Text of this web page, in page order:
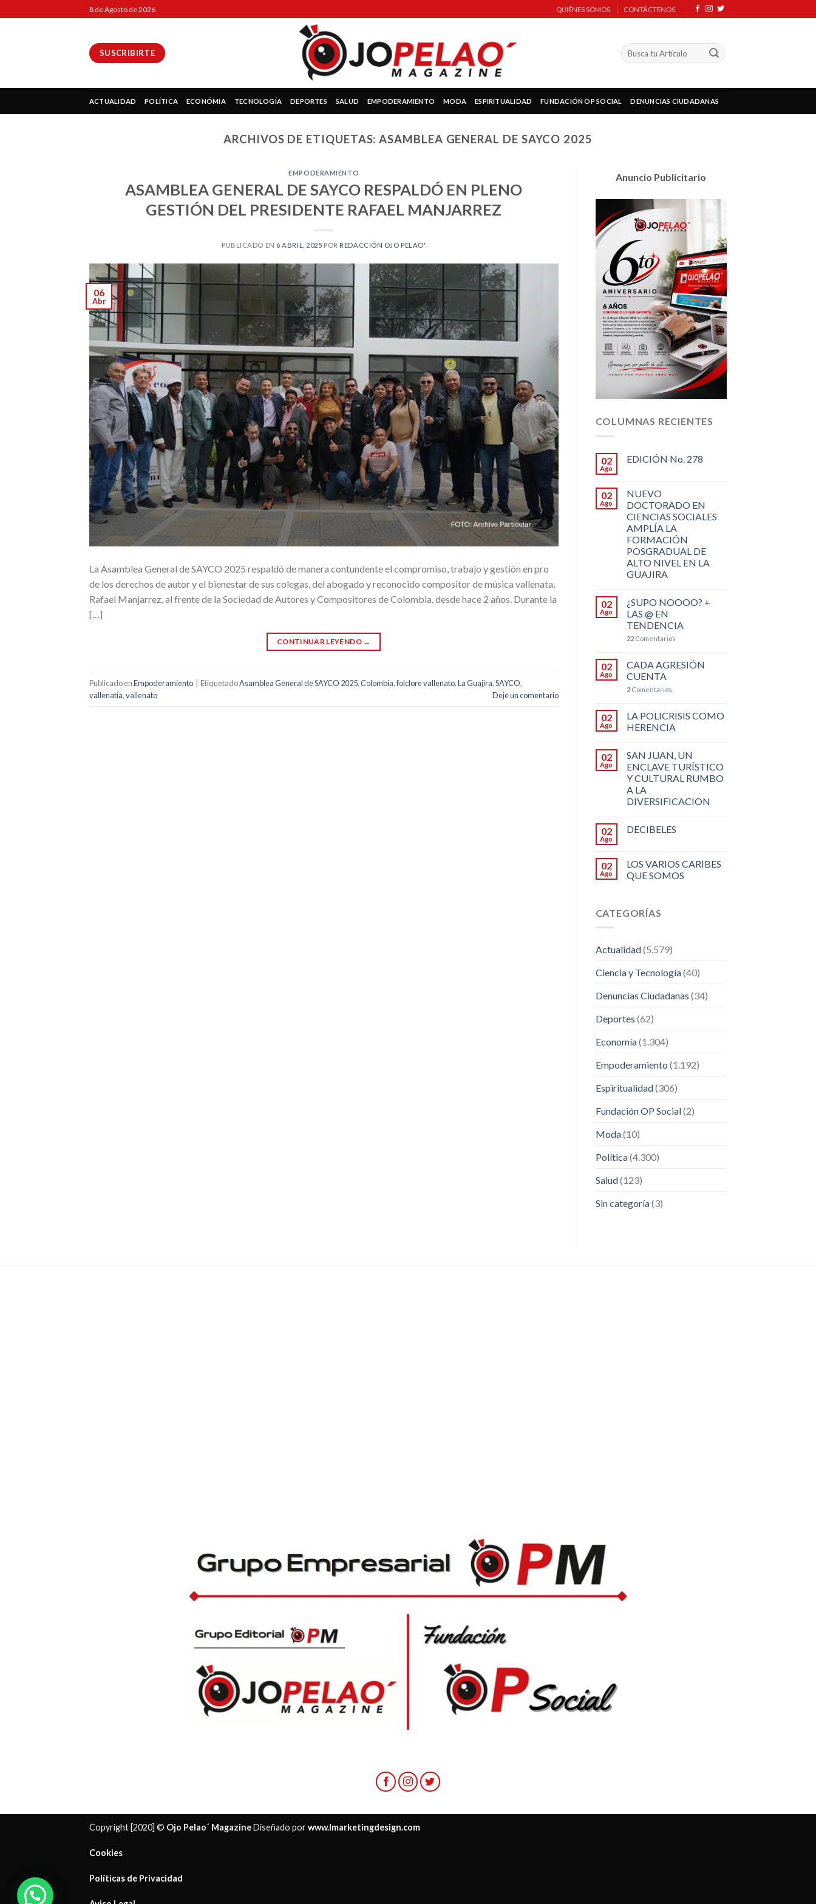
to
8 de Agosto de 2026 QUIÉNES SOMOS CONTÁCTENOS
SUSCRIBIRTE
ACTUALIDAD POLÍTICA ECONÓMIA TECNOLOGÍA DEPORTES SALUD EMPODERAMIENTO MODA ESPIRITUALIDAD FUNDACIÓN OP SOCIAL DENUNCIAS CIUDADANAS
ARCHIVOS DE ETIQUETAS:ASAMBLEA GENERAL DE SAYCO 2025
EMPODERAMIENTO
ASAMBLEA GENERAL DE SAYCO RESPALDÓ EN PLENO
GESTIÓN DEL PRESIDENTE RAFAEL MANJARREZ
PUBLICADO EN 6 ABRIL, 2025 POR REDACCIÓN OJO PELAO'
06
Abr
La Asamblea General de SAYCO 2025 respaldó de manera contundente el compromiso, trabajo y gestión en pro
de los derechos de autor y el bienestar de sus colegas, del abogado y reconocido compositor de música vallenata,
Rafael Manjarrez, al frente de la Sociedad de Autores y Compositores de Colombia, desde hace 2 años. Durante la
[…]
CONTINUAR LEYENDO →
Publicado enEmpoderamiento EtiquetadoAsamblea General de SAYCO 2025,Colombia,folclore vallenato,La Guajira,SAYCO,
vallenatia,vallenato Deje un comentario
Anuncio Publicitario
COLUMNAS RECIENTES
02
Ago
EDICIÓN No. 278
02
Ago
NUEVO
DOCTORADO EN
CIENCIAS SOCIALES
AMPLÍA LA
FORMACIÓN
POSGRADUAL DE
ALTO NIVEL EN LA
GUAJIRA
02
Ago
¿SUPO NOOOO? +
LAS @ EN
TENDENCIA
22Comentarios
02
Ago
CADA AGRESIÓN
CUENTA
2Comentarios
02
Ago
LA POLICRISIS COMO
HERENCIA
02
Ago
SAN JUAN, UN
ENCLAVE TURÍSTICO
Y CULTURAL RUMBO
A LA
DIVERSIFICACION
02
Ago
DECIBELES
02
Ago
LOS VARIOS CARIBES
QUE SOMOS
CATEGORÍAS
Actualidad(5.579)
Ciencia y Tecnología(40)
Denuncias Ciudadanas (34)
Deportes (62)
Economía(1.304)
Empoderamiento (1.192)
Espiritualidad(306)
Fundación OP Social(2)
Moda(10)
Política(4.300)
Salud(123)
Sin categoría(3)
Copyright [2020] © Ojo Pelao´ MagazineDiseñado porwww.lmarketingdesign.com
Cookies
Políticas de Privacidad